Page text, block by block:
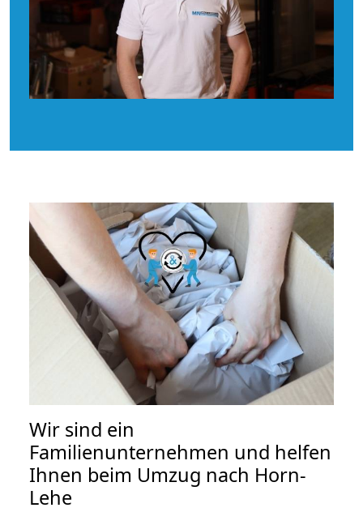
Wir sind ein
Familienunternehmen und helfen
Ihnen beim Umzug nach Horn-
Lehe